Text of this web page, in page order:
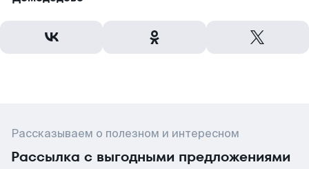
Рассказываем о полезном и интересном
Рассылка с выгодными предложениями